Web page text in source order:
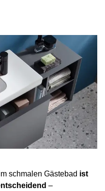
schmalen Gästebad ist
–